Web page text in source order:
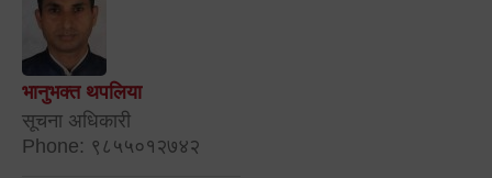
भानुभक्त थपलिया
सूचना अधिकारी
Phone: ९८५५०१२७४२